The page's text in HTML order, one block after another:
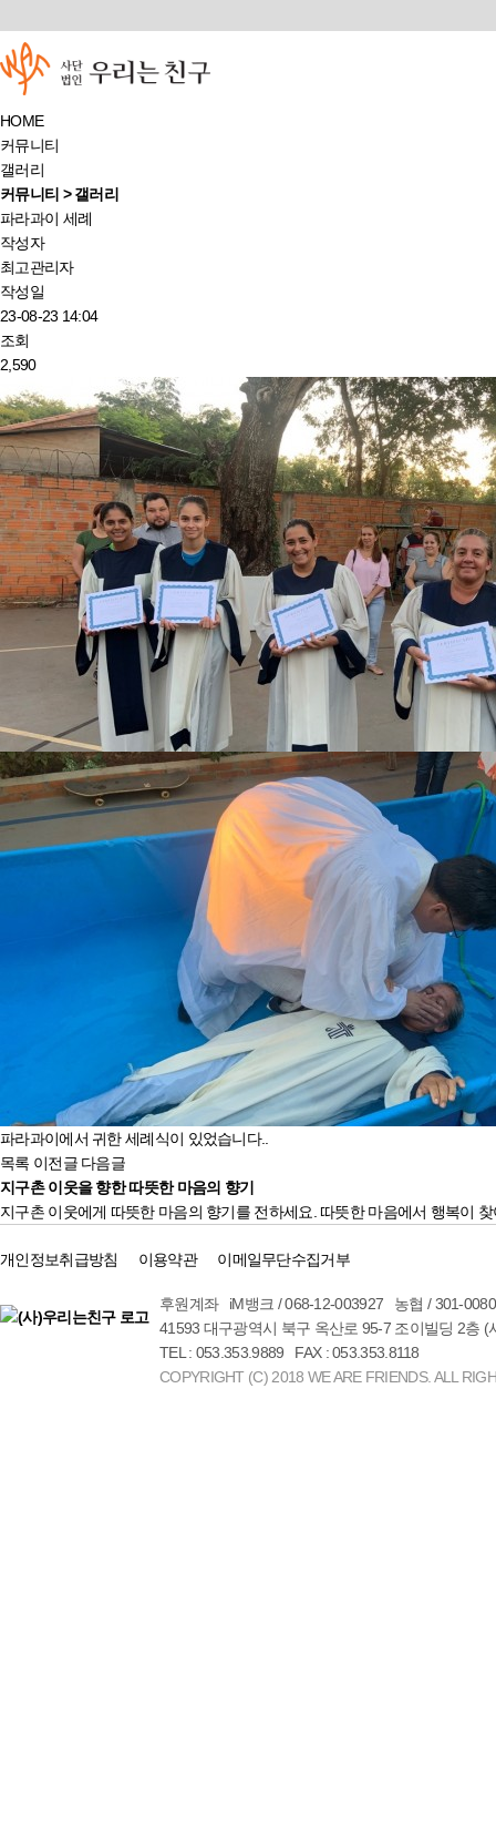
HOME
커뮤니티
갤러리
커뮤니티 > 갤러리
파라과이 세례
작성자
최고관리자
작성일
23-08-23 14:04
조회
2,590
파라과이에서 귀한 세례식이 있었습니다..
목록 이전글 다음글
지구촌 이웃을 향한 따뜻한 마음의 향기
지구촌 이웃에게 따뜻한 마음의 향기를 전하세요. 따뜻한 마음에서 행복이
개인정보취급방침 이용약관 이메일무단수집거부
후원계좌 iM뱅크 / 068-12-003927 농협 / 301-
41593 대구광역시 북구 옥산로 95-7 조이빌딩 2층 (
TEL : 053.353.9889 FAX : 053.353.8118
COPYRIGHT (C) 2018 WE ARE FRIENDS. ALL